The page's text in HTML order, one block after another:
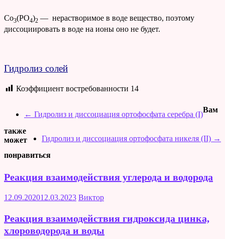
Co3(PO4)2 — нерастворимое в воде вещество, поэтому
диссоциировать в воде на ионы оно не будет.
Гидролиз солей
Коэффициент востребованности 14
← Гидролиз и диссоциация ортофосфата серебра (I)
Гидролиз и диссоциация ортофосфата никеля (II) →
Вам
также
может
понравиться
Реакция взаимодействия углерода и водорода
12.09.202012.03.2023 Виктор
Реакция взаимодействия гидроксида цинка,
хлороводорода и воды